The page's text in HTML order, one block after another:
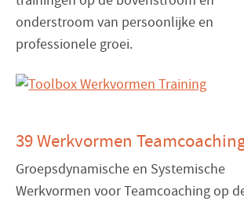
onderstroom van persoonlijke en
professionele groei.
39 Werkvormen
Groepsdynamische en Systemische
Werkvormen voor Teamcoaching op